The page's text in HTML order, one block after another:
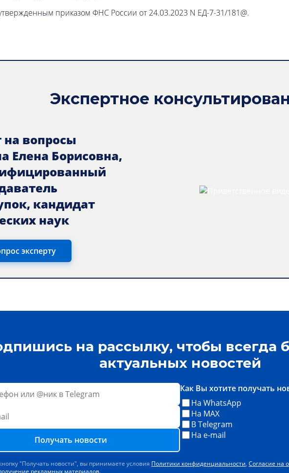
приказом ФНС России от 24.03.2023 N ЕД-7-31/181@.
Экспертное
на вопросы
Елена Борисовна,
кандидат
наук
эксперту
на рассылку, чтобы всегда
актуальных новостей
Получать новости
Как Вы хотите получать
На WhatsApp
На MAX
В Telegram
На e-mail
"Получать новости", вы принимаете условия Политики конфиденциальности, Согласие на
рекламных материалов.